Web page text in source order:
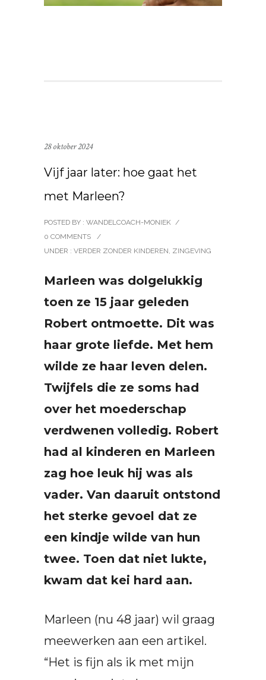
28 oktober 2024
Vijf jaar later: hoe gaat het
met Marleen?
POSTED BY : WANDELCOACH-MONIEK /
0 COMMENTS
/
UNDER : VERDER ZONDER KINDEREN, ZINGEVING
Marleen was dolgelukkig
toen ze 15 jaar geleden
Robert ontmoette. Dit was
haar grote liefde. Met hem
wilde ze haar leven delen.
Twijfels die ze soms had
over het moederschap
verdwenen volledig. Robert
had al kinderen en Marleen
zag hoe leuk hij was als
vader. Van daaruit ontstond
het sterke gevoel dat ze
een kindje wilde van hun
twee. Toen dat niet lukte,
kwam dat kei hard aan.
Marleen (nu 48 jaar) wil graag
meewerken aan een artikel.
“Het is fijn als ik met mijn